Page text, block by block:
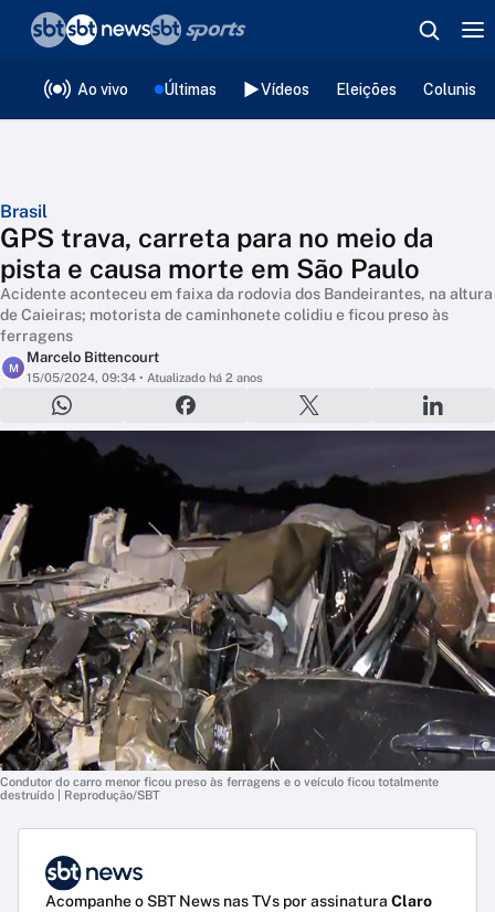
Ao vivo Últimas Vídeos Eleições
Brasil
GPS trava, carreta para no meio da
pista e causa morte em São Paulo
Acidente aconteceu em faixa da rodovia dos Bandeirantes, na altura
de Caieiras; motorista de caminhonete colidiu e ficou preso às
ferragens
M
Marcelo Bittencourt
15/05/2024, 09:34 • Atualizado há 2 anos
Condutor do carro menor ficou preso às ferragens e o veículo ficou totalmente
destruído | Reprodução/SBT
Acompanhe o SBT News nas TVs por assinatura Claro
❮voltar
Editorias